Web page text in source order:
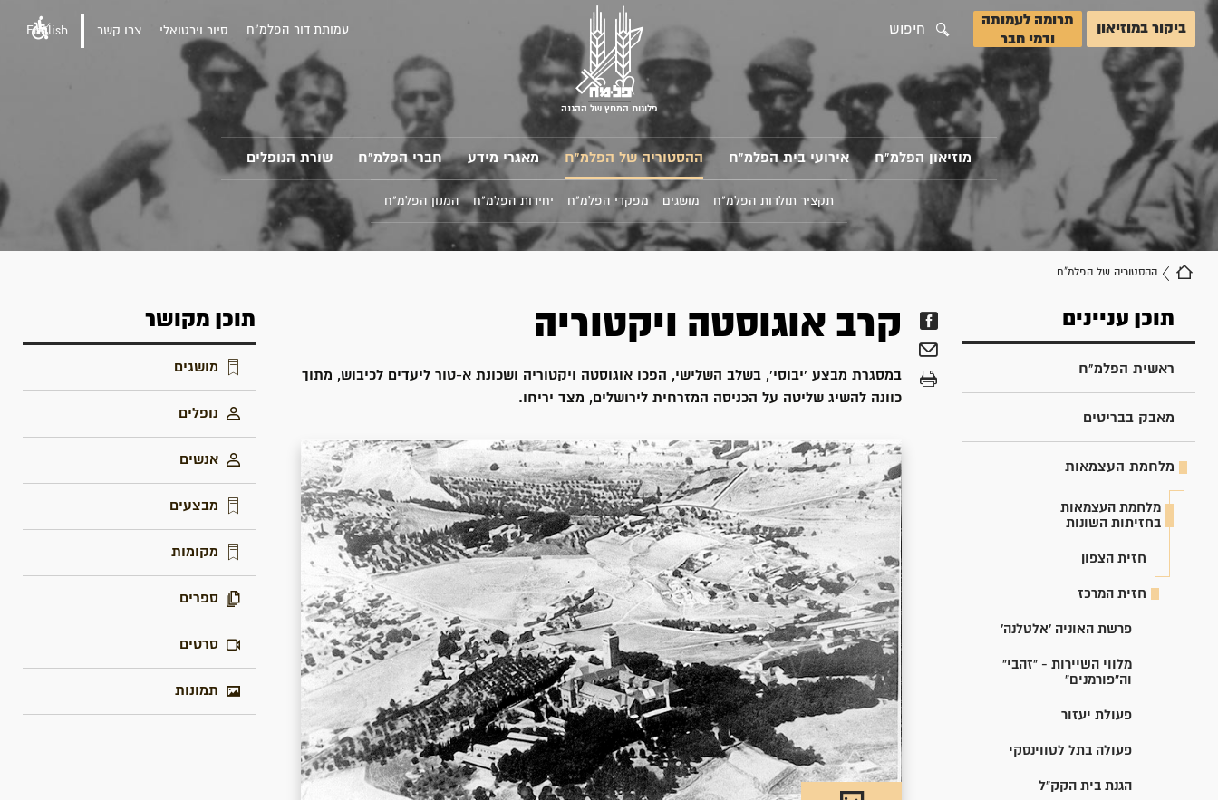
ביקור במוזיאון
תרומה לעמותה
ודמי חבר
חיפוש
פלוגות המחץ של ההגנה
עמותת דור הפלמ"ח סיור וירטואלי צרו קשר English
מוזיאון הפלמ"ח אירועי בית הפלמ"ח ההסטוריה של הפלמ"ח מאגרי מידע חברי הפלמ"ח שורת הנופלים
תקציר תולדות הפלמ"ח מושגים מפקדי הפלמ"ח יחידות הפלמ"ח המנון הפלמ"ח
ההסטוריה של הפלמ"ח
תוכן עניינים
ראשית הפלמ"ח
מאבק בבריטים
מלחמת העצמאות
מלחמת העצמאות
בחזיתות השונות
חזית הצפון
חזית המרכז
פרשת האוניה 'אלטלנה'
מלווי השיירות - "זהבי"
וה"פורמנים"
פעולת יעזור
פעולה בתל לטווינסקי
הגנת בית הקק"ל
קרב אוגוסטה ויקטוריה
במסגרת מבצע 'יבוסי', בשלב השלישי, הפכו אוגוסטה ויקטוריה ושכונת א-טור ליעדים לכיבוש, מתוך
כוונה להשיג שליטה על הכניסה המזרחית לירושלים, מצד יריחו.
תוכן מקושר
מושגים
נופלים
אנשים
מבצעים
מקומות
ספרים
סרטים
תמונות